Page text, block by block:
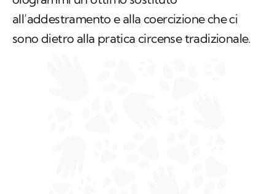
all’addestramento e alla coercizione che ci
sono dietro alla pratica circense tradizionale.